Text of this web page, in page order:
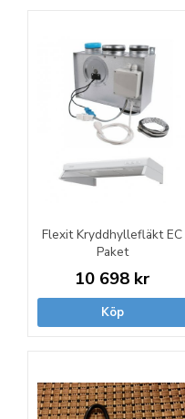
Flexit Kryddhyllefläkt EC
Paket
10 698 kr
Köp